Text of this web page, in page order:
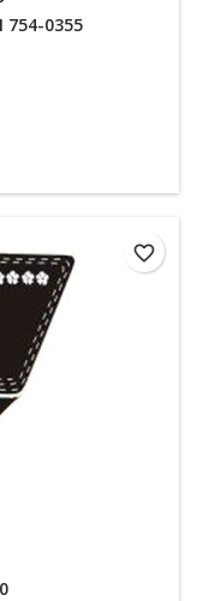
754-0355
favorite_border